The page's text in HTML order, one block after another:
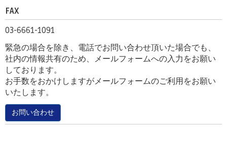
FAX
03-6661-1091
緊急の場合を除き、電話でお問い合わせ頂いた場合でも、
社内の情報共有のため、メールフォームへの入力をお願い
しております。
お手数をおかけしますがメールフォームのご利用をお願い
いたします。
お問い合わせ